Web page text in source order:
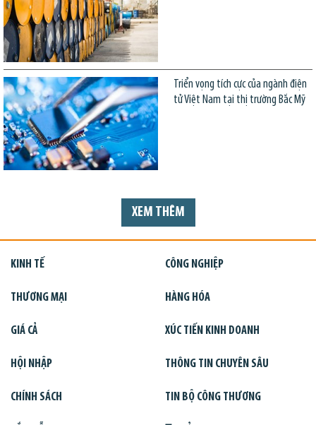
Triển vọng tích cực của ngành điện
tử Việt Nam tại thị trường Bắc Mỹ
XEM THÊM
KINH TẾ CÔNG NGHIỆP
THƯƠNG MẠI HÀNG HÓA
GIÁ CẢ XÚC TIẾN KINH DOANH
HỘI NHẬP THÔNG TIN CHUYÊN SÂU
CHÍNH SÁCH TIN BỘ CÔNG THƯƠNG